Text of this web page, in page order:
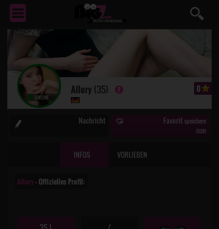
EROTIKVON NEBENAN ...
ONLINE
Allory (35) 0
Nachricht Favorit speichern
(528)
INFOS VORLIEBEN
Allory– Offizielles Profil: